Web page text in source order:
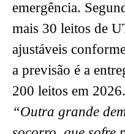
emergência.
mais 30 leitos de
ajustáveis
a previsão é a
200 leitos em 2026.
“Outra grande